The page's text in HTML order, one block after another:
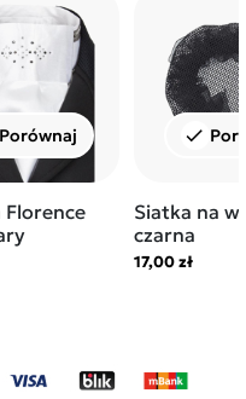
Porównaj check
Siatka na
czarna
17,00 zł